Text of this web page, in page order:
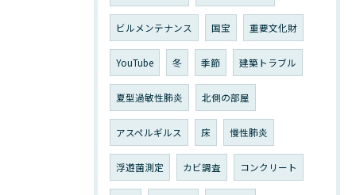
ビルメンテナンス 国宝 重要文化財
YouTube 冬 季節 建築トラブル
夏型過敏性肺炎 北側の部屋
アスペルギルス 床 慢性肺炎
浮遊菌測定 カビ調査 コンクリート